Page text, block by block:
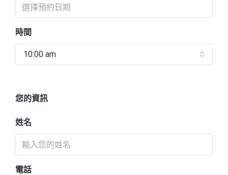
時間
10:00 am
您的資訊
姓名
電話